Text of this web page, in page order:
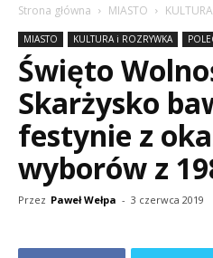
Strona główna MIASTO
MIASTO KULTURA i ROZRYWKA
Święto
Skarżysko
festynie z
wyborów z
Przez Paweł Wełpa - 3 czerwca 2019